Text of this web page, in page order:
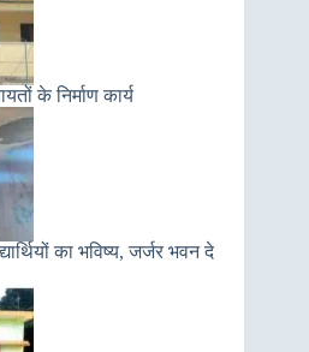
के निर्माण कार्य
का भविष्य, जर्जर भवन दे